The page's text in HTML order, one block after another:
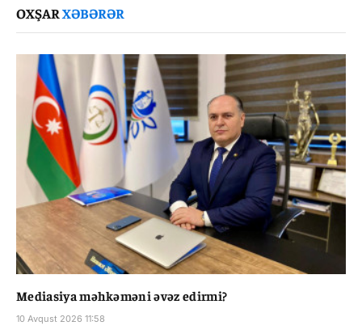
OXŞARXƏBƏRƏR
Mediasiya məhkəməni əvəz edirmi?
10 Avqust 2026 11:58